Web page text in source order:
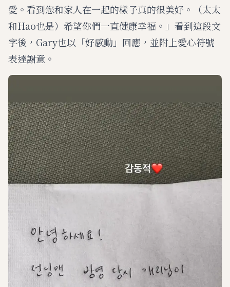
愛。看到您和家人在一起的樣子真的很美好。（太太
和Hao也是）希望你們一直健康幸福。」看到這段文
字後，Gary也以「好感動」回應，並附上愛心符號
表達謝意。